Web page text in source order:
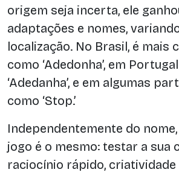
origem seja incerta, ele
adaptações e nomes,
localização. No Brasil, é mais
como ‘Adedonha’, em
‘Adedanha’, e em algumas
como ‘Stop.’
Independentemente do
jogo é o mesmo: testar a sua
raciocínio rápido, criatividade